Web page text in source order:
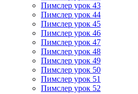
Пимслер урок 43
Пимслер урок 44
Пимслер урок 45
Пимслер урок 46
Пимслер урок 47
Пимслер урок 48
Пимслер урок 49
Пимслер урок 50
Пимслер урок 51
Пимслер урок 52